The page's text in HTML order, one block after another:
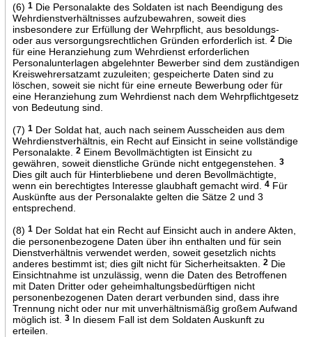
(6) 1Die Personalakte des Soldaten ist nach Beendigung des
Wehrdienstverhältnisses aufzubewahren, soweit dies
insbesondere zur Erfüllung der Wehrpflicht, aus besoldungs-
oder aus versorgungsrechtlichen Gründen erforderlich ist.
2Die
für eine Heranziehung zum Wehrdienst erforderlichen
Personalunterlagen abgelehnter Bewerber sind dem zuständigen
Kreiswehrersatzamt zuzuleiten; gespeicherte Daten sind zu
löschen, soweit sie nicht für eine erneute Bewerbung oder für
eine Heranziehung zum Wehrdienst nach dem Wehrpflichtgesetz
von Bedeutung sind.
(7) 1Der Soldat hat, auch nach seinem Ausscheiden aus dem
Wehrdienstverhältnis, ein Recht auf Einsicht in seine vollständige
Personalakte.
2Einem Bevollmächtigten ist Einsicht zu
gewähren, soweit dienstliche Gründe nicht entgegenstehen.
3
Dies gilt auch für Hinterbliebene und deren Bevollmächtigte,
wenn ein berechtigtes Interesse glaubhaft gemacht wird.
4Für
Auskünfte aus der Personalakte gelten die Sätze 2 und 3
entsprechend.
(8) 1Der Soldat hat ein Recht auf Einsicht auch in andere Akten,
die personenbezogene Daten über ihn enthalten und für sein
Dienstverhältnis verwendet werden, soweit gesetzlich nichts
anderes bestimmt ist; dies gilt nicht für Sicherheitsakten.
2Die
Einsichtnahme ist unzulässig, wenn die Daten des Betroffenen
mit Daten Dritter oder geheimhaltungsbedürftigen nicht
personenbezogenen Daten derart verbunden sind, dass ihre
Trennung nicht oder nur mit unverhältnismäßig großem Aufwand
möglich ist.
3In diesem Fall ist dem Soldaten Auskunft zu
erteilen.